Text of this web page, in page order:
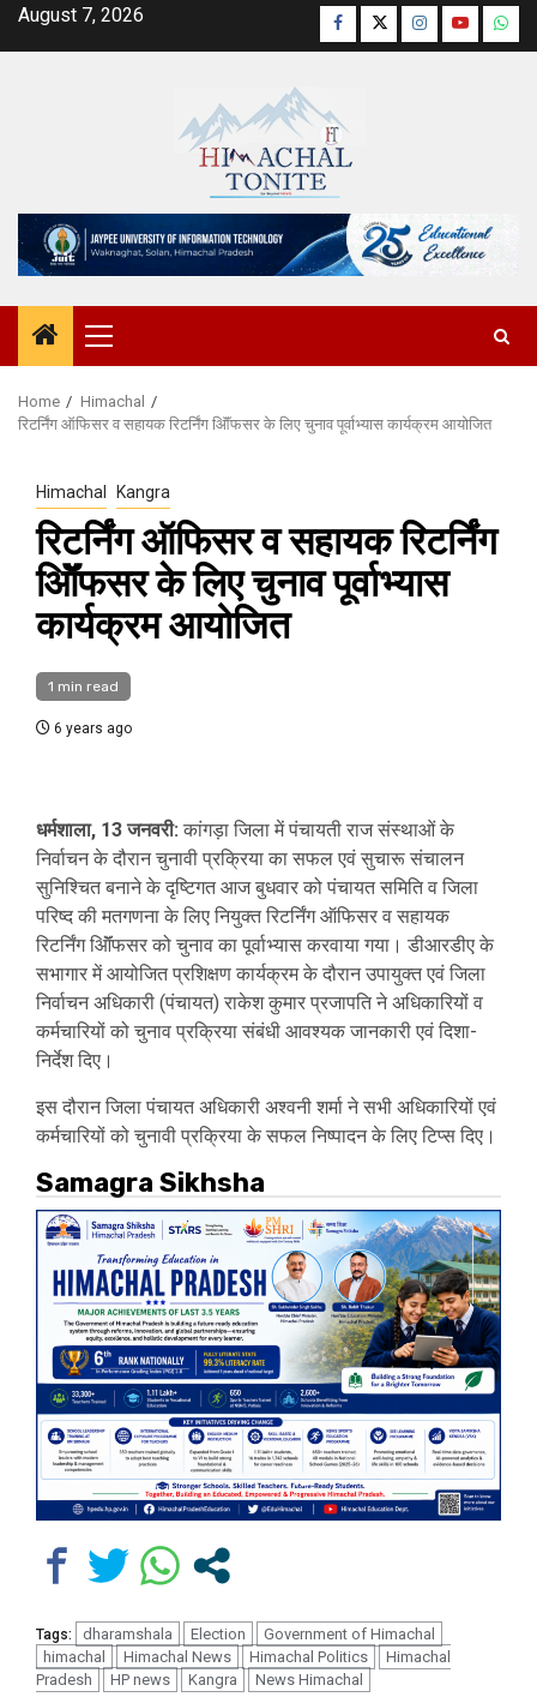
SkipAugust 7, 2026 Facebook
TwitterInstagram
YouTube
Primary
Menu
Home
Himachal
रिटर्निंग ऑफिसर व सहायक रिटर्निंग ऑॅिफसर के लिए चुनाव पूर्वाभ्यास कार्यक्रम आयोजित
Himachal Kangra
रिटर्निंग ऑफिसर व सहायक रिटर्निंग
ऑॅिफसर के लिए चुनाव पूर्वाभ्यास
कार्यक्रम आयोजित
1 min read
6 years ago
धर्मशाला, 13 जनवरी: कांगड़ा जिला में पंचायती राज संस्थाओं के
निर्वाचन के दौरान चुनावी प्रक्रिया का सफल एवं सुचारू संचालन
सुनिश्चित बनाने के दृष्टिगत आज बुधवार को पंचायत समिति व जिला
परिष्द की मतगणना के लिए नियुक्त रिटर्निंग ऑफिसर व सहायक
रिटर्निंग ऑॅिफसर को चुनाव का पूर्वाभ्यास करवाया गया। डीआरडीए के
सभागार में आयोजित प्रशिक्षण कार्यक्रम के दौरान उपायुक्त एवं जिला
निर्वाचन अधिकारी (पंचायत) राकेश कुमार प्रजापति ने अधिकारियों व
कर्मचारियों को चुनाव प्रक्रिया संबंधी आवश्यक जानकारी एवं दिशा-
निर्देश दिए।
इस दौरान जिला पंचायत अधिकारी अश्वनी शर्मा ने सभी अधिकारियों एवं
कर्मचारियों को चुनावी प्रक्रिया के सफल निष्पादन के लिए टिप्स दिए।
Samagra Sikhsha
Tags: dharamshala Election
Government of Himachal
himachal
Himachal News Himachal Politics
Himachal
Pradesh
HP news Kangra News Himachal